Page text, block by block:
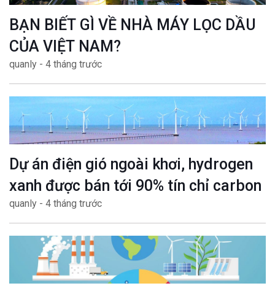
BẠN BIẾT GÌ VỀ NHÀ MÁY LỌC DẦU
CỦA VIỆT NAM?
quanly - 4 tháng trước
Dự án điện gió ngoài khơi, hydrogen
xanh được bán tới 90% tín chỉ carbon
quanly - 4 tháng trước